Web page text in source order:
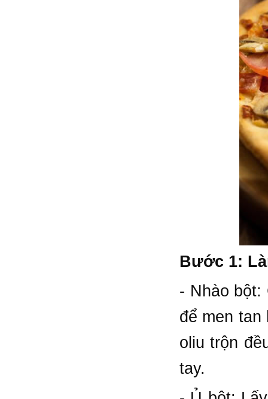
Bước 1:
- Nhào bột:
để men
oliu trộn
tay.